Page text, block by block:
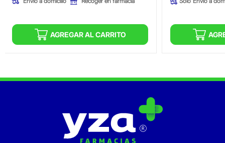
AGREGAR AL CARRITO